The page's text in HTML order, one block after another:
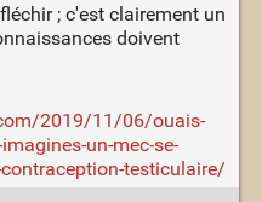
; c'est clairement un
doivent
2019/11/06/ouais-
un-mec-se-
testiculaire/